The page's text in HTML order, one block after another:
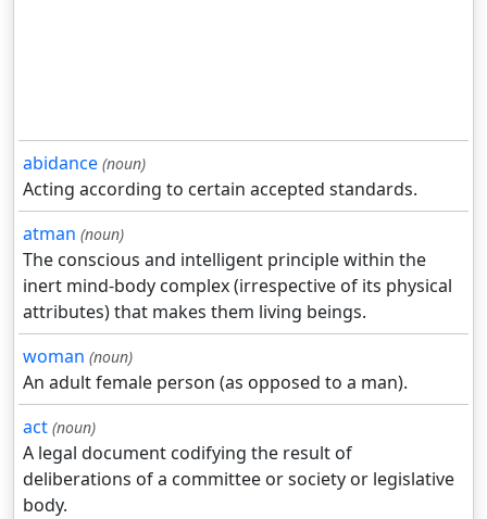
abidance (noun)
Acting according to certain accepted standards.
atman (noun)
The conscious and intelligent principle within the
inert mind-body complex (irrespective of its physical
attributes) that makes them living beings.
woman (noun)
An adult female person (as opposed to a man).
act (noun)
A legal document codifying the result of
deliberations of a committee or society or legislative
body.